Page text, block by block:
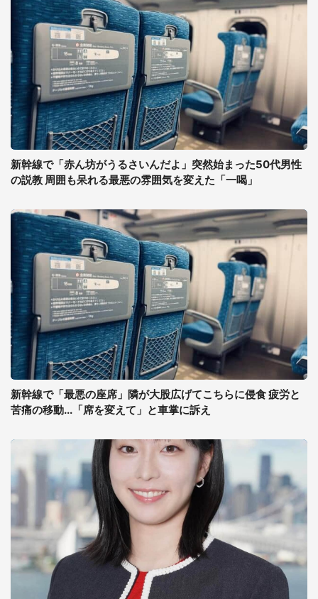
新幹線で「赤ん坊がうるさいんだよ」突然始まった50代男性
の説教 周囲も呆れる最悪の雰囲気を変えた「一喝」
新幹線で「最悪の座席」隣が大股広げてこちらに侵食 疲労と
苦痛の移動...「席を変えて」と車掌に訴え